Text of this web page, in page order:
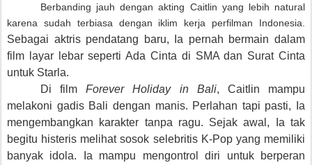
Berbanding jauh dengan akting Caitlin yang lebih natural
karena sudah terbiasa dengan iklim kerja perfilman Indonesia.
Sebagai aktris pendatang baru, Ia pernah bermain dalam
film layar lebar seperti Ada Cinta di SMA dan Surat Cinta
untuk Starla.
Di filmForever Holiday in Bali, Caitlin mampu
melakoni gadis Bali dengan manis. Perlahan tapi pasti, Ia
mengembangkan karakter tanpa ragu. Sejak awal, Ia tak
begitu histeris melihat sosok selebritis K-Pop yang memiliki
banyak idola. Ia mampu mengontrol diri untuk berperan